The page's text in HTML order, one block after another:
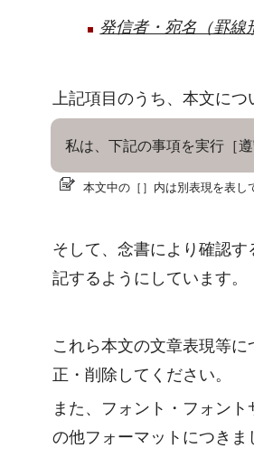
発信者・宛名（罫線
上記項目のうち、本文につ
私は、下記の事項を実行［
本文中の［］内は別表現を表し
そして、念書により確認
記するようにしています。
これら本文の文章表現等
正・削除してください。
また、フォント・フォン
の他フォーマットにつきま